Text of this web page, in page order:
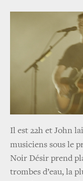
Il est 22h et John
musiciens sous le
Noir Désir prend
trombes d’eau, la